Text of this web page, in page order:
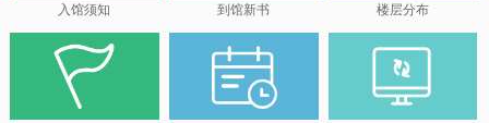
入馆须知 到馆新书 楼层分布